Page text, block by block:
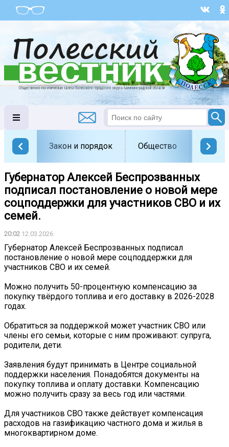
Закон и порядок Общество
Губернатор Алексей Беспрозванных
подписал постановление о новой мере
соцподдержки для участников СВО и их
семей.
20:02 12.03.2026
Губернатор Алексей Беспрозванных подписал
постановление о новой мере соцподдержки для
участников СВО и их семей.
Можно получить 50-процентную компенсацию за
покупку твёрдого топлива и его доставку в 2026-2028
годах.
Обратиться за поддержкой может участник СВО или
члены его семьи, которые с ним проживают: супруга,
родители, дети.
Заявления будут принимать в Центре социальной
поддержки населения. Понадобятся документы на
покупку топлива и оплату доставки. Компенсацию
можно получить сразу за весь год или частями.
Для участников СВО также действует компенсация
расходов на газификацию частного дома и жилья в
многоквартирном доме.